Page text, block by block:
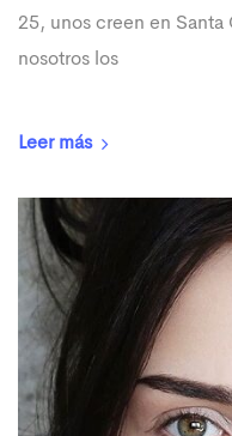
25, unos creen en Santa
nosotros los
Leer más